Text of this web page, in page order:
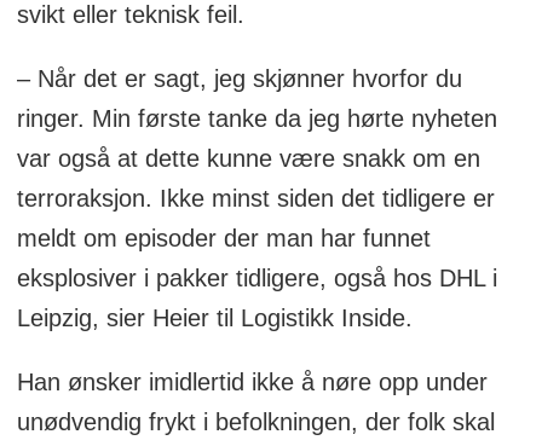
svikt eller teknisk feil.
– Når det er sagt, jeg skjønner hvorfor du
ringer. Min første tanke da jeg hørte nyheten
var også at dette kunne være snakk om en
terroraksjon. Ikke minst siden det tidligere er
meldt om episoder der man har funnet
eksplosiver i pakker tidligere, også hos DHL i
Leipzig, sier Heier til Logistikk Inside.
Han ønsker imidlertid ikke å nøre opp under
unødvendig frykt i befolkningen, der folk skal